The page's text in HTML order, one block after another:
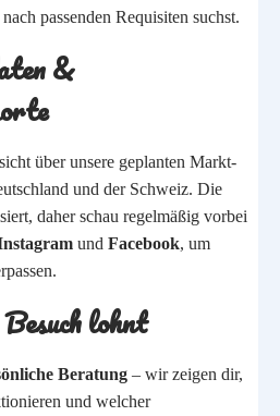
passenden Requisiten suchst.
&
über unsere geplanten Markt-
und der Schweiz. Die
daher schau regelmäßig vorbei
und Facebook, um
lohnt
Beratung – wir zeigen dir,
und welcher